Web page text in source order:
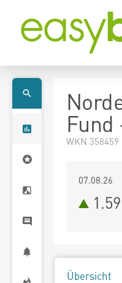
Fund
WKN
07.08.26
Übersicht